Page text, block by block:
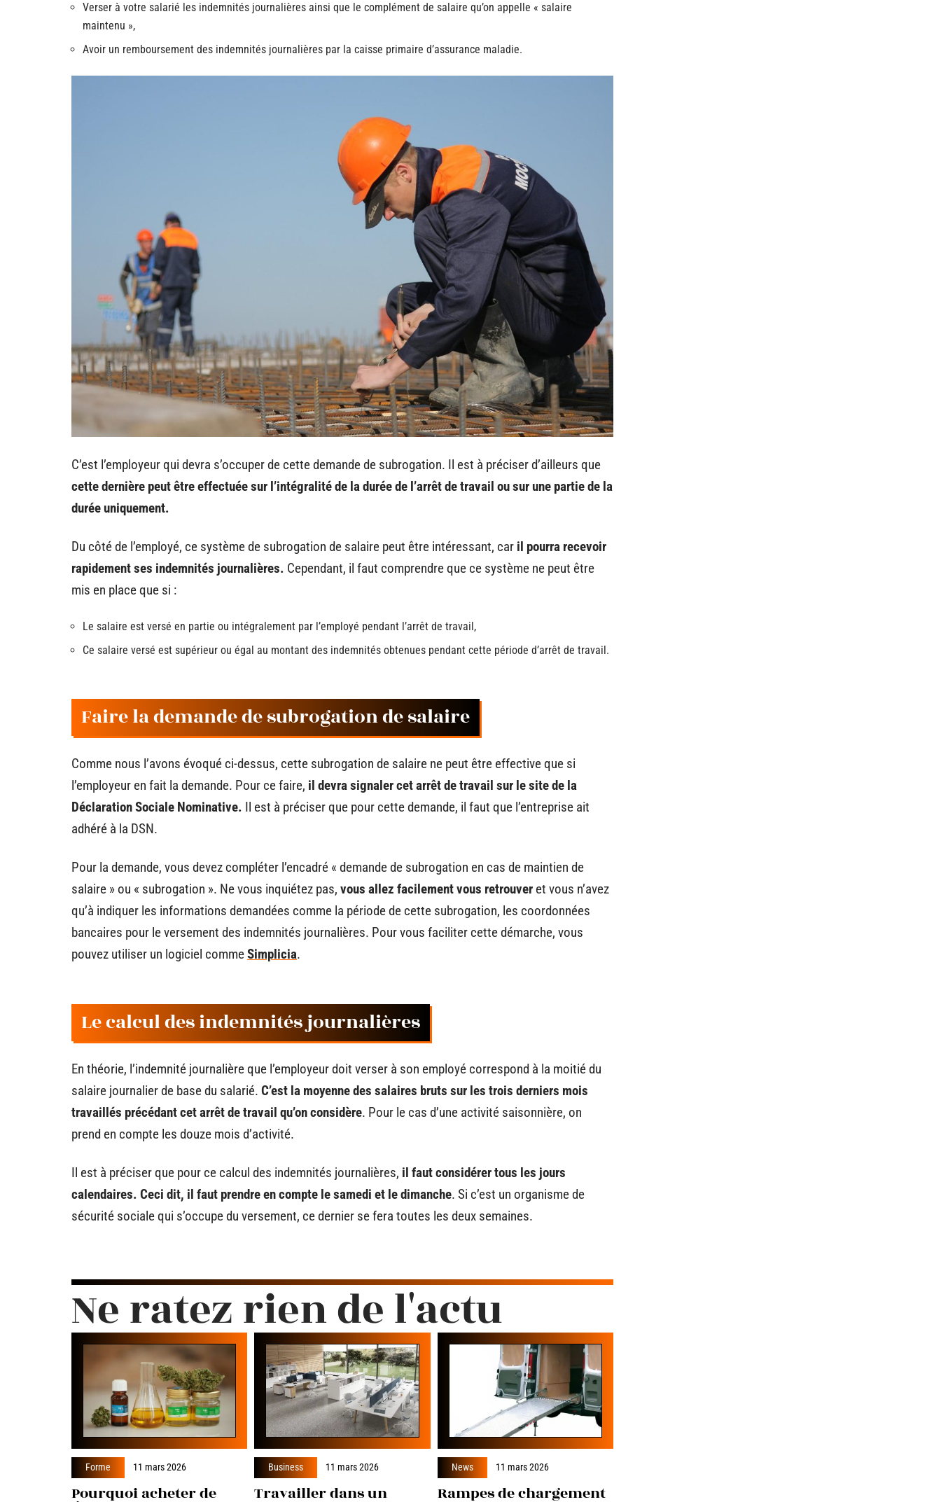
Verser à votre salarié les indemnités journalières ainsi que le complément de salaire qu’on appelle « salaire
maintenu »,
Avoir un remboursement des indemnités journalières par la caisse primaire d’assurance maladie.
C’est l’employeur qui devra s’occuper de cette demande de subrogation. Il est à préciser d’ailleurs que
cette dernière peut être effectuée sur l’intégralité de la durée de l’arrêt de travail ou sur une partie de la
durée uniquement.
Du côté de l’employé, ce système de subrogation de salaire peut être intéressant, car il pourra recevoir
rapidement ses indemnités journalières. Cependant, il faut comprendre que ce système ne peut être
mis en place que si :
Le salaire est versé en partie ou intégralement par l’employé pendant l’arrêt de travail,
Ce salaire versé est supérieur ou égal au montant des indemnités obtenues pendant cette période d’arrêt de travail.
Faire la demande de subrogation de salaire
Comme nous l’avons évoqué ci-dessus, cette subrogation de salaire ne peut être effective que si
l’employeur en fait la demande. Pour ce faire, il devra signaler cet arrêt de travail sur le site de la
Déclaration Sociale Nominative. Il est à préciser que pour cette demande, il faut que l’entreprise ait
adhéré à la DSN.
Pour la demande, vous devez compléter l’encadré « demande de subrogation en cas de maintien de
salaire » ou « subrogation ». Ne vous inquiétez pas, vous allez facilement vous retrouver et vous n’avez
qu’à indiquer les informations demandées comme la période de cette subrogation, les coordonnées
bancaires pour le versement des indemnités journalières. Pour vous faciliter cette démarche, vous
pouvez utiliser un logiciel commeSimplicia.
Le calcul des indemnités journalières
En théorie, l’indemnité journalière que l’employeur doit verser à son employé correspond à la moitié du
salaire journalier de base du salarié. C’est la moyenne des salaires bruts sur les trois derniers mois
travaillés précédant cet arrêt de travail qu’on considère. Pour le cas d’une activité saisonnière, on
prend en compte les douze mois d’activité.
Il est à préciser que pour ce calcul des indemnités journalières, il faut considérer tous les jours
calendaires. Ceci dit, il faut prendre en compte le samedi et le dimanche. Si c’est un organisme de
sécurité sociale qui s’occupe du versement, ce dernier se fera toutes les deux semaines.
Ne ratez rien de l'actu
Forme 11 mars 2026
Pourquoi acheter de
Business 11 mars 2026
Travailler dans un
News 11 mars 2026
Rampes de chargement